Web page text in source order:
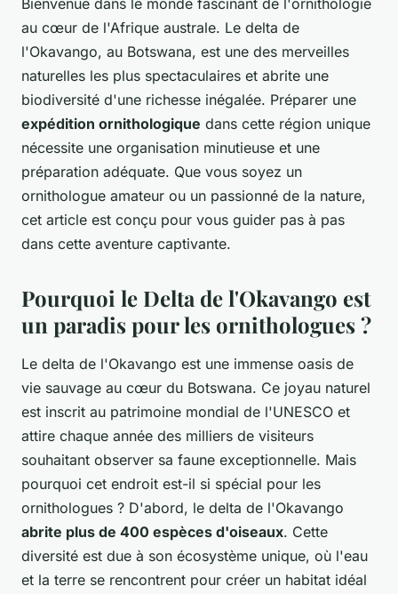
Bienvenue dans le monde fascinant de l'ornithologie
au cœur de l'Afrique australe. Le delta de
l'Okavango, au Botswana, est une des merveilles
naturelles les plus spectaculaires et abrite une
biodiversité d'une richesse inégalée. Préparer une
expédition ornithologique dans cette région unique
nécessite une organisation minutieuse et une
préparation adéquate. Que vous soyez un
ornithologue amateur ou un passionné de la nature,
cet article est conçu pour vous guider pas à pas
dans cette aventure captivante.
Pourquoi le Delta de l'Okavango est
un paradis pour les ornithologues ?
Le delta de l'Okavango est une immense oasis de
vie sauvage au cœur du Botswana. Ce joyau naturel
est inscrit au patrimoine mondial de l'UNESCO et
attire chaque année des milliers de visiteurs
souhaitant observer sa faune exceptionnelle. Mais
pourquoi cet endroit est-il si spécial pour les
ornithologues ? D'abord, le delta de l'Okavango
abrite plus de 400 espèces d'oiseaux. Cette
diversité est due à son écosystème unique, où l'eau
et la terre se rencontrent pour créer un habitat idéal